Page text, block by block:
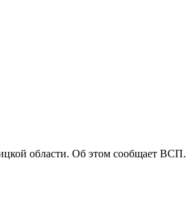
области. Об этом сообщает ВСП.